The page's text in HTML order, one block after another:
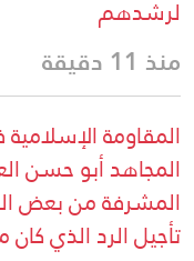
لرشدهم
منذ 11 دقيقة
المقاومة الإسلامية
المجاهد أبو حسن
المشرفة من بعض
تأجيل الرد الذي